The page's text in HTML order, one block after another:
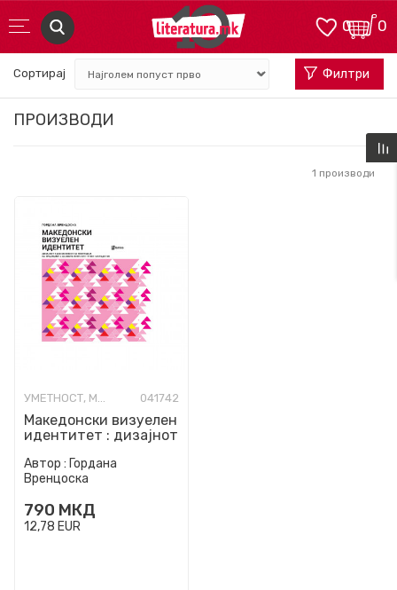
0
0
ПРОИЗВОДИ
Сортирај Филтри
1 производи
УМЕТНОСТ, МОДА И ИЗРАБОТКИ 041742
Македонски визуелeн
идентитет : дизајнот
еволуција на
традици...
Автор : Гордана
Вренцоска
790 МКД
12,78 EUR